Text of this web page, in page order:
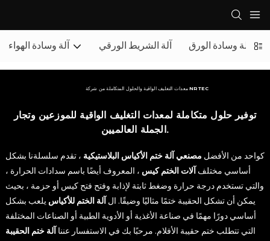
آلة وسادة الهواء آلة الشريط الورقي آلة وسادة الورق
معدات التغليف الواقية والحلول المتكاملة من شركة NRTEC
توفير حلول متكاملة لمعدات التغليف الواقية للموزعين وتجار
الجملة العالميين.
كواحد من الأفضل مصنعي آلة ختم الأكياس البلاستيكية ، تقدم سلسلةنا بشكل
أساسي مختلف آلات الختم كيس ، المعروف أيضًا باسم سدادات الحرارة ،
والتي تستخدم درجة حرارة وضغط ثابتة لإذابة وفتح فتح كيس أو حزمة ، بحيث
يمكن أن تشكل الحقيبة ختمًا مثاليًا وضيقًا. ال آلة الختم للأكياس يلعب بشكل
أساسي دورًا مهمًا في صناعة الأغذية أو الأدوية الطبية أو الصناعات المختلفة
التي تتطلب ختم حقيبة الأفلام. مرحبًا بك في الاستفسار عننا آلة ختم الحقيبة